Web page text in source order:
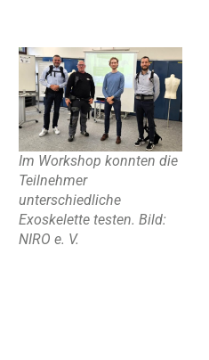
Im Workshop konnten die
Teilnehmer
unterschiedliche
Exoskelette testen. Bild:
NIRO e. V.